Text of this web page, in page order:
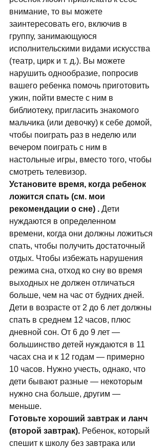
внимание, то вы можете
заинтересовать его, включив в
группу, занимающуюся
исполнительскими видами искусства
(театр, цирк и т. д.). Вы можете
нарушить однообразие, попросив
вашего ребенка помочь приготовить
ужин, пойти вместе с ним в
библиотеку, пригласить знакомого
мальчика (или девочку) к себе домой,
чтобы поиграть раз в неделю или
вечером поиграть с ним в
настольные игры, вместо того, чтобы
смотреть телевизор.
Установите время, когда ребенок
ложится спать (см. мои
рекомендации о сне) . Дети
нуждаются в определенном
времени, когда они должны ложиться
спать, чтобы получить достаточный
отдых. Чтобы избежать нарушения
режима сна, отход ко сну во время
выходных не должен отличаться
больше, чем на час от будних дней.
Дети в возрасте от 2 до 6 лет должны
спать в среднем 12 часов, плюс
дневной сон. От 6 до 9 лет —
большинство детей нуждаются в 11
часах сна и к 12 годам — примерно
10 часов. Нужно учесть, однако, что
дети бывают разные — некоторым
нужно сна больше, другим —
меньше.
Готовьте хороший завтрак и ланч
(второй завтрак). Ребенок, который
спешит к школу без завтрака или